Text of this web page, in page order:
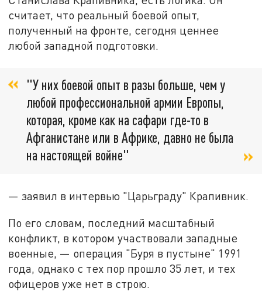
считает, что реальный боевой опыт,
полученный на фронте, сегодня ценнее
любой западной подготовки.
"У них боевой опыт в разы больше, чем у
любой профессиональной армии Европы,
которая, кроме как на сафари где-то в
Афганистане или в Африке, давно не была
на настоящей войне"
— заявил в интервью "Царьграду" Крапивник.
По его словам, последний масштабный
конфликт, в котором участвовали западные
военные, — операция "Буря в пустыне" 1991
года, однако с тех пор прошло 35 лет, и тех
офицеров уже нет в строю.